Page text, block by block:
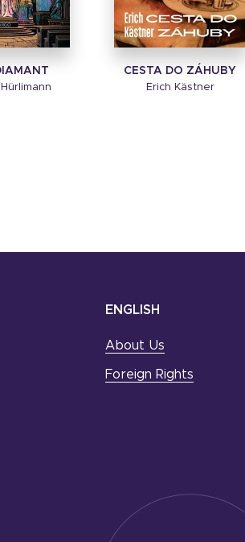
CESTA DO ZÁHUBY
Erich Kästner
ENGLISH
About Us
Foreign Rights